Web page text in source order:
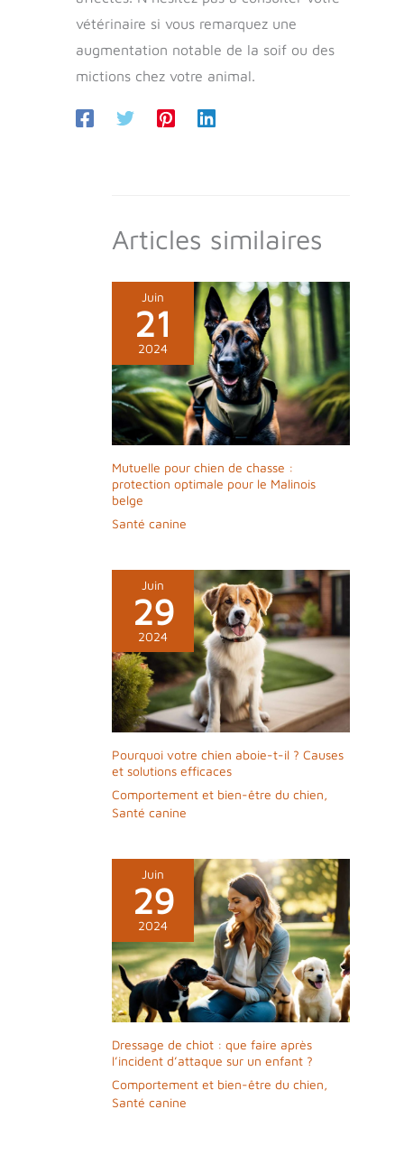
vétérinaire si vous remarquez une
augmentation notable de la soif ou des
mictions chez votre animal.
Articles similaires
Juin
21
2024
Mutuelle pour chien de chasse :
protection optimale pour le Malinois
belge
Santé canine
Juin
29
2024
Pourquoi votre chien aboie-t-il ? Causes
et solutions efficaces
Comportement et bien-être du chien,
Santé canine
Juin
29
2024
Dressage de chiot : que faire après
l’incident d’attaque sur un enfant ?
Comportement et bien-être du chien,
Santé canine